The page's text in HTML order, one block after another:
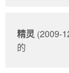
精灵 (2009-
的